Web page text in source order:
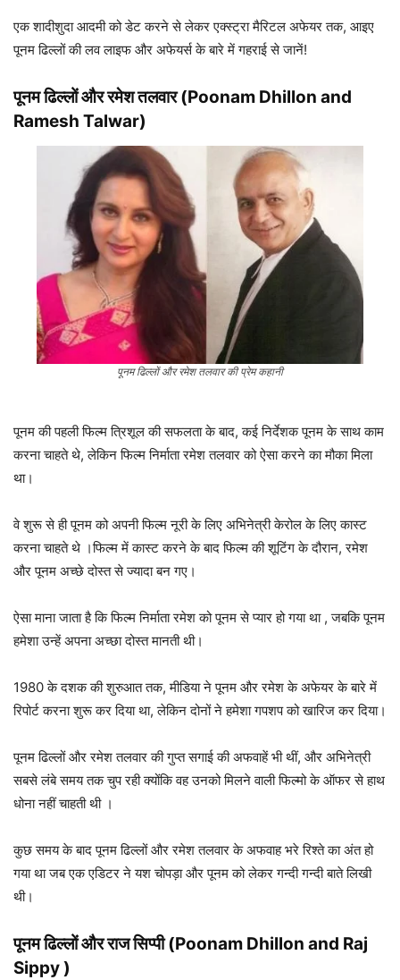
एक शादीशुदा आदमी को डेट करने से लेकर एक्स्ट्रा मैरिटल अफेयर तक, आइए
पूनम ढिल्लों की लव लाइफ और अफेयर्स के बारे में गहराई से जानें!
पूनम ढिल्लों और रमेश तलवार(Poonam Dhillon and
Ramesh Talwar)
पूनम ढिल्लों और रमेश तलवार की प्रेम कहानी
पूनम की पहली फिल्म त्रिशूल की सफलता के बाद, कई निर्देशक पूनम के साथ काम
करना चाहते थे, लेकिन फिल्म निर्माता रमेश तलवार को ऐसा करने का मौका मिला
था।
वे शुरू से ही पूनम को अपनी फिल्म नूरी के लिए अभिनेत्री केरोल के लिए कास्ट
करना चाहते थे ।फिल्म में कास्ट करने के बाद फिल्म की शूटिंग के दौरान, रमेश
और पूनम अच्छे दोस्त से ज्यादा बन गए।
ऐसा माना जाता है कि फिल्म निर्माता रमेश को पूनम से प्यार हो गया था , जबकि पूनम
हमेशा उन्हें अपना अच्छा दोस्त मानती थी।
1980 के दशक की शुरुआत तक, मीडिया ने पूनम और रमेश के अफेयर के बारे में
रिपोर्ट करना शुरू कर दिया था, लेकिन दोनों ने हमेशा गपशप को खारिज कर दिया।
पूनम ढिल्लों और रमेश तलवार की गुप्त सगाई की अफवाहें भी थीं, और अभिनेत्री
सबसे लंबे समय तक चुप रही क्योंकि वह उनको मिलने वाली फिल्मो के ऑफर से हाथ
धोना नहीं चाहती थी ।
कुछ समय के बाद पूनम ढिल्लों और रमेश तलवार के अफवाह भरे रिश्ते का अंत हो
गया था जब एक एडिटर ने यश चोपड़ा और पूनम को लेकर गन्दी गन्दी बाते लिखी
थी।
पूनम ढिल्लों और राज सिप्पी (Poonam Dhillon and Raj
Sippy )